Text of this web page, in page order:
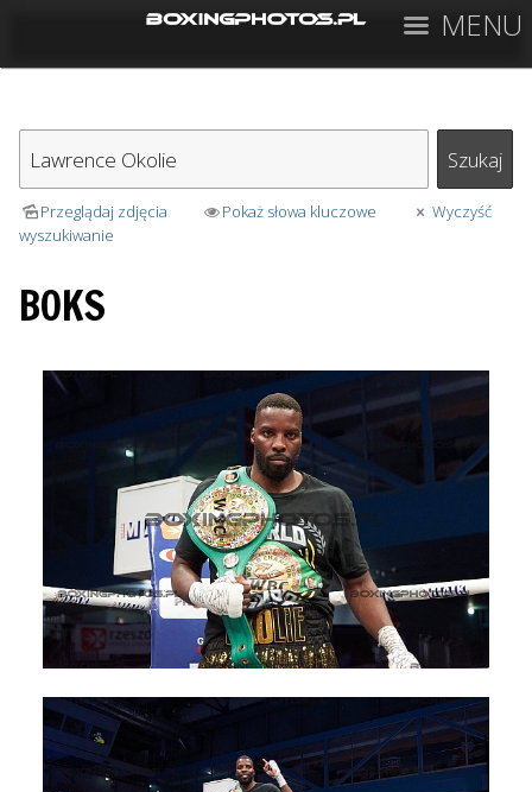
MENU
Przeglądaj zdjęcia Pokaż słowa kluczowe
Wyczyść
wyszukiwanie
BOKS